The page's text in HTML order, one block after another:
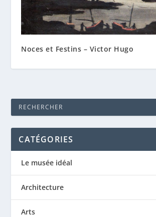
Noces et Festins – Victor Hugo
CATÉGORIES
Le musée idéal
Architecture
Arts